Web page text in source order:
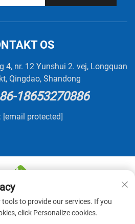
OS
4, nr. 12 Yunshui 2. vej, Longquan
Qingdao, Shandong
18653270886
[email protected]
NUTRIVIT BIOTECH CO.,
Privatlivspolitik
to provide our services. If you
click Personalize cookies.